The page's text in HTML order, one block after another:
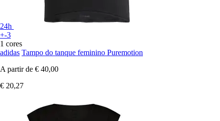
24h
+-3
1 cores
adidas Tampo do tanque feminino Puremotion
A partir de € 40,00
€ 20,27